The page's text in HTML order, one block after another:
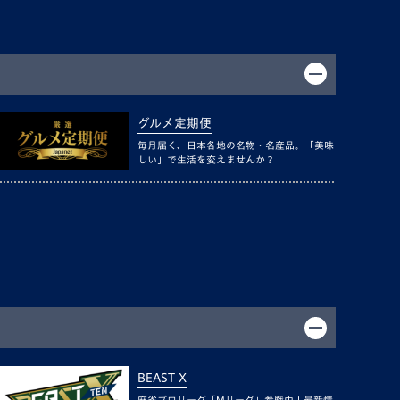
グルメ定期便
毎月届く、日本各地の名物・名産品。「美味
しい」で生活を変えませんか？
BEAST X